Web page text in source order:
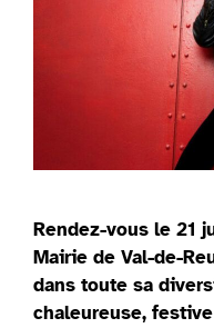
Rendez-vous le 21
Mairie de Val-de-
dans toute sa
chaleureuse,